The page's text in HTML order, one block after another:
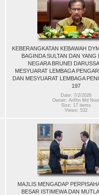
KEBERANGKATAN KEBAWAH
BAGINDA SULTAN DAN YANG
NEGARA BRUNEI
MESYUARAT LEMBAGA
DAN MESYUARAT LEMBAGA
197
Date: 7/2/2026
Owner: Ariffin Md
Size: 17 items
Views: 532
MAJLIS MENGADAP
BESAR ISTIMEWA DAN